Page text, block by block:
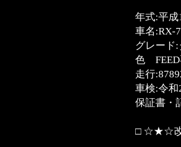
年式:平
車名:RX-7
グレード:
色 FEED
走行
車検:令和
保証書・
□ ☆★☆